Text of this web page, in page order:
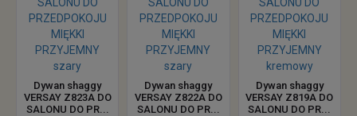
Dywan shaggy
VERSAY Z823A DO
SALONU DO PR...
Dywan shaggy
VERSAY Z822A DO
SALONU DO PR...
Dywan shaggy
VERSAY Z819A DO
SALONU DO PR...